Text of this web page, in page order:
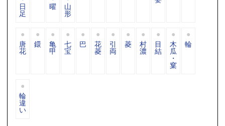
日
足
曜 山
形
唐
花
鐶 亀
甲
七
宝
巴 花
菱
引
両
菱 村
濃
目
結
木
瓜
・
窠
輪
輪
違
い